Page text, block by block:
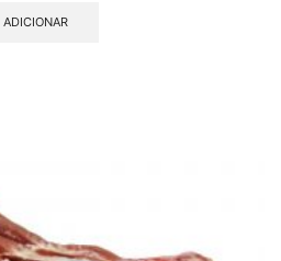
ADICIONAR